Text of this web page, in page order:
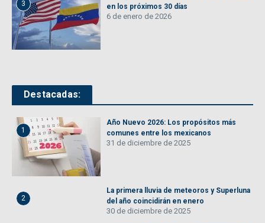
3
en los próximos 30 días
6 de enero de 2026
Destacadas:
1
Año Nuevo 2026: Los propósitos más
comunes entre los mexicanos
31 de diciembre de 2025
2
La primera lluvia de meteoros y Superluna
del año coincidirán en enero
30 de diciembre de 2025